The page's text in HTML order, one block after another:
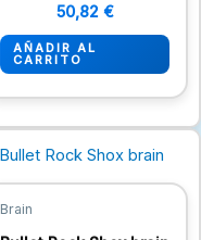
50,82 €
AÑADIR AL
CARRITO
Brain